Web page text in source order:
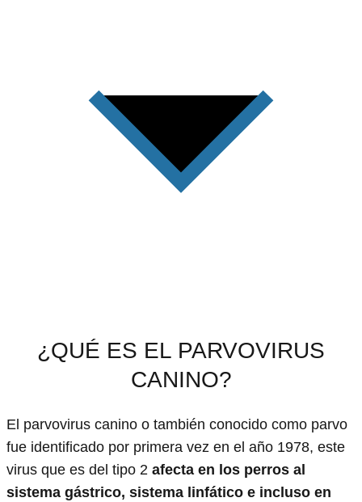
¿QUÉ ES EL PARVOVIRUS
CANINO?
El parvovirus canino o también conocido como parvo
fue identificado por primera vez en el año 1978, este
virus que es del tipo 2 afecta en los perros al
sistema gástrico, sistema linfático e incluso en